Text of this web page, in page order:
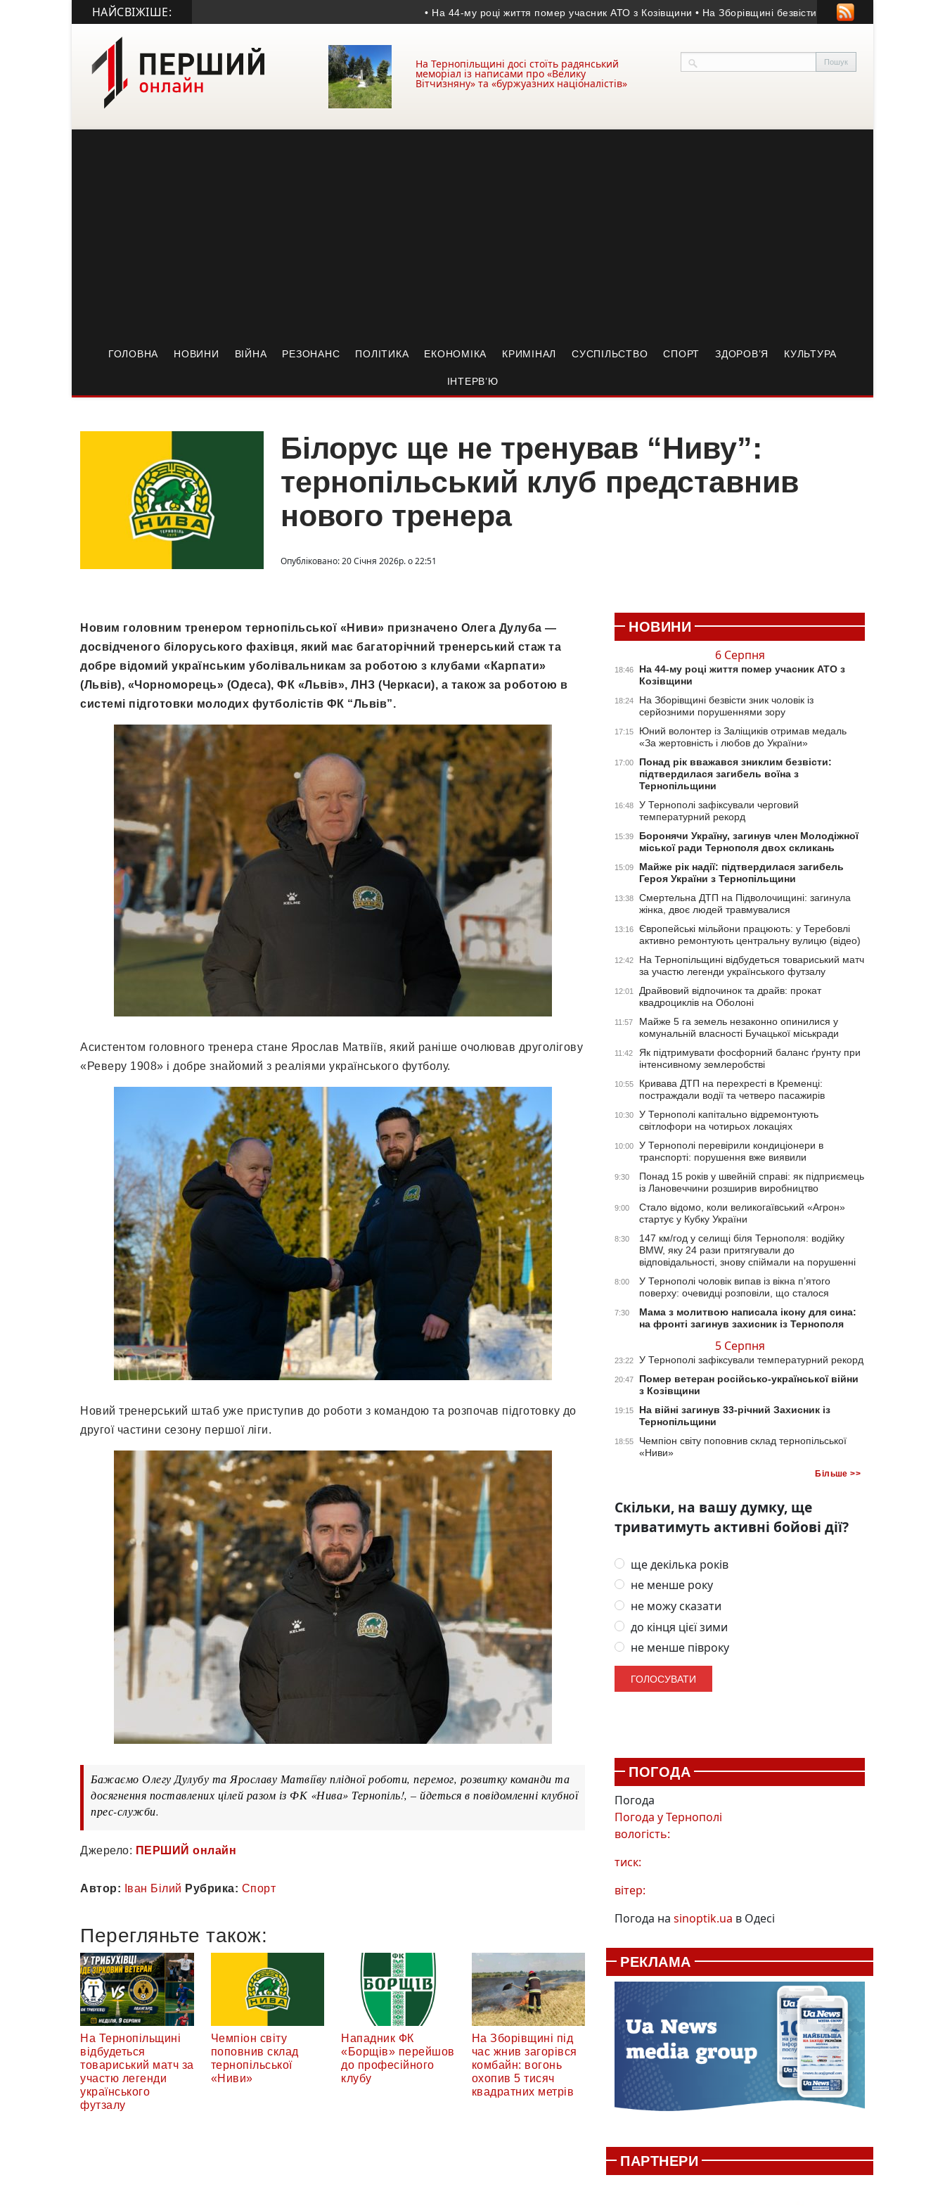
НАЙСВІЖІШЕ: • На 44-му році життя помер учасник АТО з Козівщини • На Зборівщині безвісти зник чоловік із серйозними
На Тернопільщині досі стоїть радянський
меморіал із написами про «Велику
Вітчизняну» та «буржуазних націоналістів»
ГОЛОВНА НОВИНИ ВІЙНА РЕЗОНАНС ПОЛІТИКА ЕКОНОМІКА КРИМІНАЛ СУСПІЛЬСТВО СПОРТ ЗДОРОВ’Я КУЛЬТУРА
ІНТЕРВ’Ю
Білорус ще не тренував “Ниву”:
тернопільський клуб представнив
нового тренера
Опубліковано: 20 Січня 2026р. о 22:51
Новим головним тренером тернопільської «Ниви» призначено Олега Дулуба —
досвідченого білоруського фахівця, який має багаторічний тренерський стаж та
добре відомий українським уболівальникам за роботою з клубами «Карпати»
(Львів), «Чорноморець» (Одеса), ФК «Львів», ЛНЗ (Черкаси), а також за роботою в
системі підготовки молодих футболістів ФК “Львів”.
Асистентом головного тренера стане Ярослав Матвіїв, який раніше очолював друголігову
«Реверу 1908» і добре знайомий з реаліями українського футболу.
Новий тренерський штаб уже приступив до роботи з командою та розпочав підготовку до
другої частини сезону першої ліги.
Бажаємо Олегу Дулубу та Ярославу Матвіїву плідної роботи, перемог, розвитку команди та
досягнення поставлених цілей разом із ФК «Нива» Тернопіль!, – йдеться в повідомленні клубної
прес-служби.
Джерело: ПЕРШИЙ онлайн
Автор: Іван Білий Рубрика: Спорт
Перегляньте також:
На Тернопільщині
відбудеться
товариський матч за
участю легенди
українського
футзалу
Чемпіон світу
поповнив склад
тернопільської
«Ниви»
Нападник ФК
«Борщів» перейшов
до професійного
клубу
На Зборівщині під
час жнив загорівся
комбайн: вогонь
охопив 5 тисяч
квадратних метрів
НОВИНИ
6 Серпня
18:46
На 44-му році життя помер учасник АТО з
Козівщини
18:24
На Зборівщині безвісти зник чоловік із
серйозними порушеннями зору
17:15
Юний волонтер із Заліщиків отримав медаль
«За жертовність і любов до України»
17:00
Понад рік вважався зниклим безвісти:
підтвердилася загибель воїна з
Тернопільщини
16:48
У Тернополі зафіксували черговий
температурний рекорд
15:39
Боронячи Україну, загинув член Молодіжної
міської ради Тернополя двох скликань
15:09
Майже рік надії: підтвердилася загибель
Героя України з Тернопільщини
13:38
Смертельна ДТП на Підволочищині: загинула
жінка, двоє людей травмувалися
13:16
Європейські мільйони працюють: у Теребовлі
активно ремонтують центральну вулицю (відео)
12:42
На Тернопільщині відбудеться товариський матч
за участю легенди українського футзалу
12:01
Драйвовий відпочинок та драйв: прокат
квадроциклів на Оболоні
11:57
Майже 5 га земель незаконно опинилися у
комунальній власності Бучацької міськради
11:42
Як підтримувати фосфорний баланс ґрунту при
інтенсивному землеробстві
10:55
Кривава ДТП на перехресті в Кременці:
постраждали водії та четверо пасажирів
10:30
У Тернополі капітально відремонтують
світлофори на чотирьох локаціях
10:00
У Тернополі перевірили кондиціонери в
транспорті: порушення вже виявили
9:30
Понад 15 років у швейній справі: як підприємець
із Лановеччини розширив виробництво
9:00
Стало відомо, коли великогаївський «Агрон»
стартує у Кубку України
8:30
147 км/год у селищі біля Тернополя: водійку
BMW, яку 24 рази притягували до
відповідальності, знову спіймали на порушенні
8:00
У Тернополі чоловік випав із вікна п’ятого
поверху: очевидці розповіли, що сталося
7:30
Мама з молитвою написала ікону для сина:
на фронті загинув захисник із Тернополя
5 Серпня
23:22 У Тернополі зафіксували температурний рекорд
20:47
Помер ветеран російсько-української війни
з Козівщини
19:15
На війні загинув 33-річний Захисник із
Тернопільщини
18:55
Чемпіон світу поповнив склад тернопільської
«Ниви»
Більше >>
Скільки, на вашу думку, ще
триватимуть активні бойові дії?
ще декілька років
не менше року
не можу сказати
до кінця цієї зими
не менше півроку
ПОГОДА
Погода
Погода уТернополі
вологість:
тиск:
вітер:
Погода на sinoptik.ua в Одесі
РЕКЛАМА
ПАРТНЕРИ